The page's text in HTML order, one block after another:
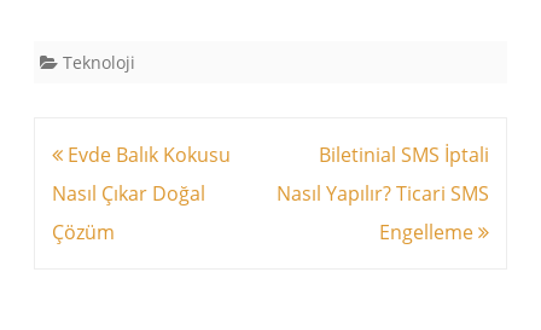
Teknoloji
Yazı
dolaşımı
Evde Balık Kokusu
Nasıl Çıkar Doğal
Çözüm
Biletinial SMS İptali
Nasıl Yapılır? Ticari SMS
Engelleme